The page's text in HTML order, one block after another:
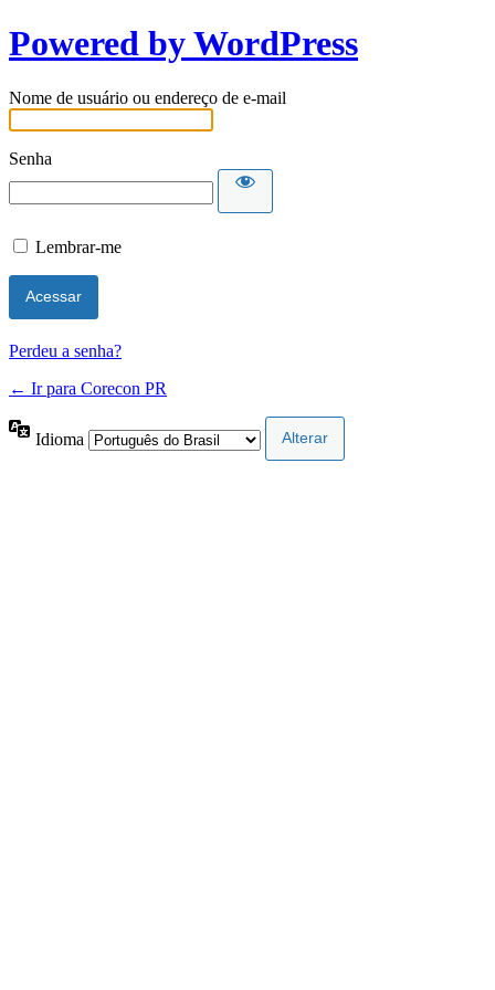
Powered by WordPress
Nome de usuário ou endereço de e-mail
Senha
Lembrar-me
Perdeu a senha?
← Ir para Corecon PR
Idioma